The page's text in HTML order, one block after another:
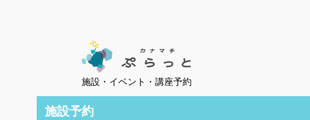
施設・イベント・講座予約
施設予約